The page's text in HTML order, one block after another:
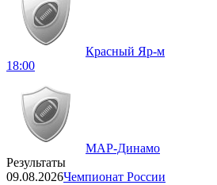
Красный Яр-м
18:00
МАР-Динамо
Результаты
09.08.2026Чемпионат России